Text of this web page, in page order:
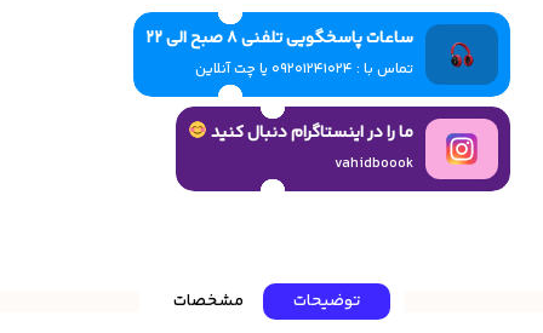
ساعات پاسخگویی تلفنی 8 صبح الی 22
تماس با : 09201241024 یا چت آنلاین
ما را در اینستاگرام دنبال کنید
vahidboook
توضیحات مشخصات